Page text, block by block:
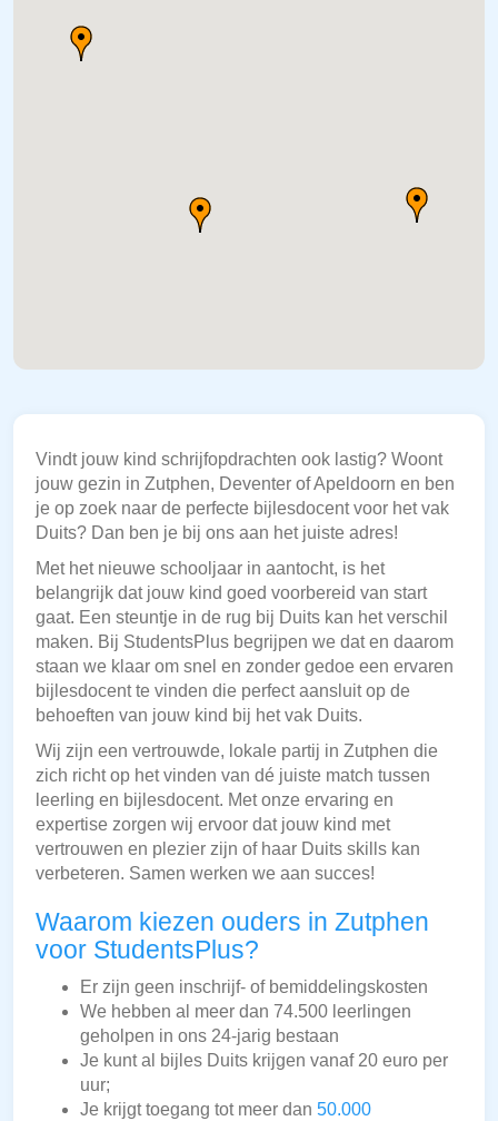
Vindt jouw kind schrijfopdrachten ook lastig? Woont
jouw gezin in Zutphen, Deventer of Apeldoorn en ben
je op zoek naar de perfecte bijlesdocent voor het vak
Duits? Dan ben je bij ons aan het juiste adres!
Met het nieuwe schooljaar in aantocht, is het
belangrijk dat jouw kind goed voorbereid van start
gaat. Een steuntje in de rug bij Duits kan het verschil
maken. Bij StudentsPlus begrijpen we dat en daarom
staan we klaar om snel en zonder gedoe een ervaren
bijlesdocent te vinden die perfect aansluit op de
behoeften van jouw kind bij het vak Duits.
Wij zijn een vertrouwde, lokale partij in Zutphen die
zich richt op het vinden van dé juiste match tussen
leerling en bijlesdocent. Met onze ervaring en
expertise zorgen wij ervoor dat jouw kind met
vertrouwen en plezier zijn of haar Duits skills kan
verbeteren. Samen werken we aan succes!
Waarom kiezen ouders in Zutphen
voor StudentsPlus?
Er zijn geen inschrijf- of bemiddelingskosten
We hebben al meer dan 74.500 leerlingen
geholpen in ons 24-jarig bestaan
Je kunt al bijles Duits krijgen vanaf 20 euro per
uur;
Je krijgt toegang tot meer dan 50.000